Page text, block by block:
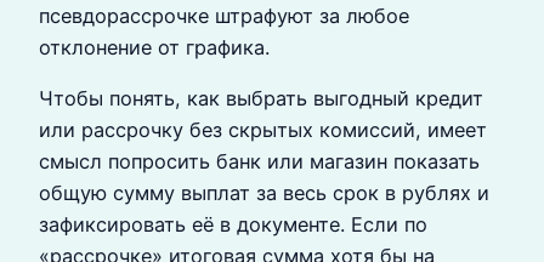
псевдорассрочке штрафуют за любое
отклонение от графика.
Чтобы понять, как выбрать выгодный кредит
или рассрочку без скрытых комиссий, имеет
смысл попросить банк или магазин показать
общую сумму выплат за весь срок в рублях и
зафиксировать её в документе. Если по
«рассрочке» итоговая сумма хотя бы на